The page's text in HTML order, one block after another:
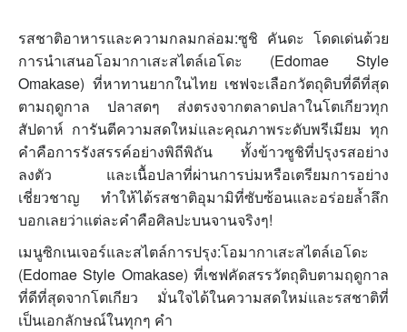
รสชาติอาหารและความกลมกล่อม:ซูชิ คันดะ โดดเด่นด้วย
การนำเสนอโอมากาเสะสไตล์เอโดะ (Edomae Style
Omakase) ที่หาทานยากในไทย เชฟจะเลือกวัตถุดิบที่ดีที่สุด
ตามฤดูกาล ปลาสดๆ ส่งตรงจากตลาดปลาในโตเกียวทุก
สัปดาห์ การันตีความสดใหม่และคุณภาพระดับพรีเมียม ทุก
คำคือการรังสรรค์อย่างพิถีพิถัน ทั้งข้าวซูชิที่ปรุงรสอย่าง
ลงตัว และเนื้อปลาที่ผ่านการบ่มหรือเตรียมการอย่าง
เชี่ยวชาญ ทำให้ได้รสชาติอุมามิที่ซับซ้อนและอร่อยล้ำลึก
บอกเลยว่าแต่ละคำคือศิลปะบนจานจริงๆ!
เมนูซิกเนเจอร์และสไตล์การปรุง:โอมากาเสะสไตล์เอโดะ
(Edomae Style Omakase) ที่เชฟคัดสรรวัตถุดิบตามฤดูกาล
ที่ดีที่สุดจากโตเกียว มั่นใจได้ในความสดใหม่และรสชาติที่
เป็นเอกลักษณ์ในทุกๆ คำ